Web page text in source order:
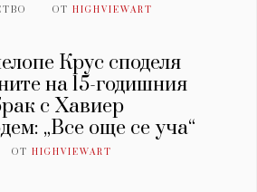
ОТHIGHVIEWART
Крус споделя
на 15-годишния
с Хавиер
„Все още се уча“
ОТHIGHVIEWART